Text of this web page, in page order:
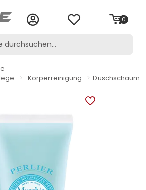
0
> Körperreinigung > Duschschaum